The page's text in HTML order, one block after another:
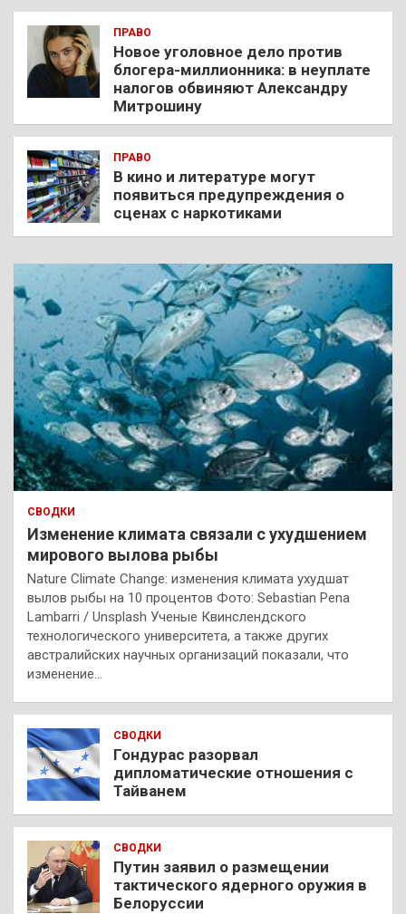
ПРАВО
Новое уголовное дело против
блогера-миллионника: в неуплате
налогов обвиняют Александру
Митрошину
ПРАВО
В кино и литературе могут
появиться предупреждения о
сценах с наркотиками
СВОДКИ
Изменение климата связали с ухудшением
мирового вылова рыбы
Nature Climate Change: изменения климата ухудшат
вылов рыбы на 10 процентов Фото: Sebastian Pena
Lambarri / Unsplash Ученые Квинслендского
технологического университета, а также других
австралийских научных организаций показали, что
изменение…
СВОДКИ
Гондурас разорвал
дипломатические отношения с
Тайванем
СВОДКИ
Путин заявил о размещении
тактического ядерного оружия в
Белоруссии